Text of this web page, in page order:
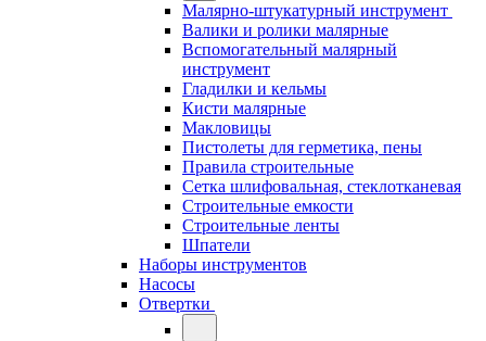
Малярно-штукатурный инструмент
Валики и ролики малярные
Вспомогательный малярный
инструмент
Гладилки и кельмы
Кисти малярные
Макловицы
Пистолеты для герметика, пены
Правила строительные
Сетка шлифовальная, стеклотканевая
Строительные емкости
Строительные ленты
Шпатели
Наборы инструментов
Насосы
Отвертки